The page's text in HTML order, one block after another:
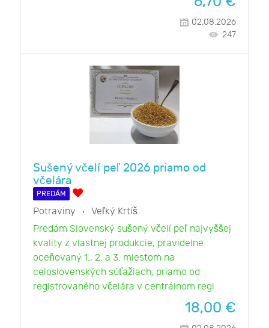
02.08.2026
247
Sušený včelí peľ 2026 priamo od
včelára
PREDÁM
Potraviny
Veľký Krtíš
Predám Slovenský sušený včelí peľ najvyššej
kvality z vlastnej produkcie, pravidelne
oceňovaný 1., 2. a 3. miestom na
celoslovenských súťažiach, priamo od
registrovaného včelára v centrálnom regi
18,00 €